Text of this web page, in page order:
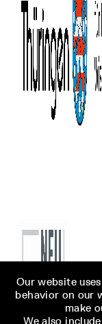
Our website
behavior on our
make
We also